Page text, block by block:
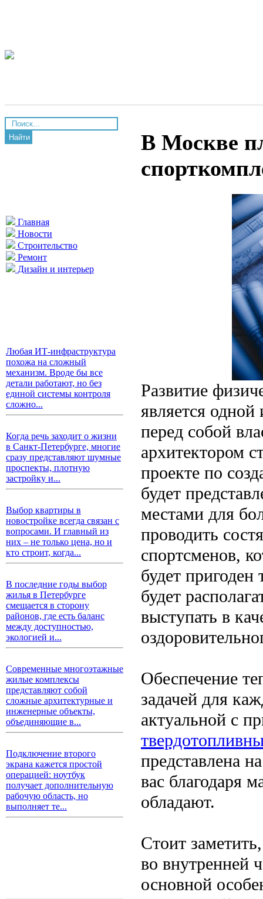
Найти
Главная
Новости
Строительство
Ремонт
Дизайн и интерьер
Любая ИТ-инфраструктура
похожа на сложный
механизм. Вроде бы все
детали работают, но без
единой системы контроля
сложно...
Когда речь заходит о жизни
в Санкт-Петербурге, многие
сразу представляют шумные
проспекты, плотную
застройку и...
Выбор квартиры в
новостройке всегда связан с
вопросами. И главный из
них – не только цена, но и
кто строит, когда...
В последние годы выбор
жилья в Петербурге
смещается в сторону
районов, где есть баланс
между доступностью,
экологией и...
Современные многоэтажные
жилые комплексы
представляют собой
сложные архитектурные и
инженерные объекты,
объединяющие в...
Подключение второго
экрана кажется простой
операцией: ноутбук
получает дополнительную
рабочую область, но
выполняет те...
В Москве
Развитие
является одной
перед собой
архитектором
проекте по
будет
местами для
проводить
спортсменов,
будет
будет
выступать в
Обеспечение
задачей для
актуальной с
представлена
вас благодаря
обладают.
Стоит
во внутренней
основной